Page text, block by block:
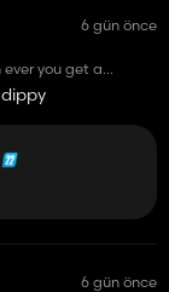
6 gün önce
you get a
6 gün önce